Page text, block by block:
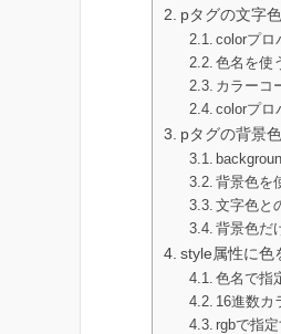
pタグの文字
colorプロ
色名を使
カラーコ
colorプロ
pタグの背景
背景色を
文字色と
背景色だ
style属性に色
色名で指
16進数カ
rgbで指